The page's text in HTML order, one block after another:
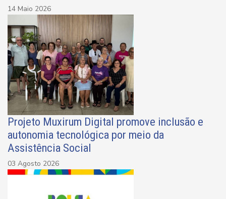
14 Maio 2026
Projeto Muxirum Digital promove inclusão e
autonomia tecnológica por meio da
Assistência Social
03 Agosto 2026